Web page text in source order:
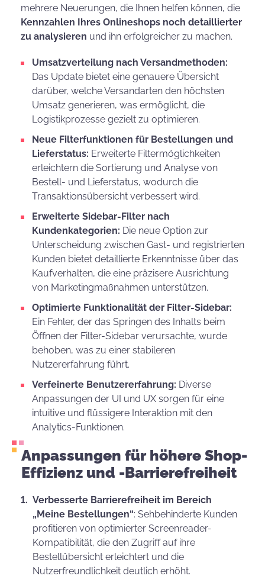
mehrere Neuerungen, die Ihnen helfen können, die
Kennzahlen Ihres Onlineshops noch detaillierter
zu analysieren und ihn erfolgreicher zu machen.
Umsatzverteilung nach Versandmethoden:
Das Update bietet eine genauere Übersicht
darüber, welche Versandarten den höchsten
Umsatz generieren, was ermöglicht, die
Logistikprozesse gezielt zu optimieren.
Neue Filterfunktionen für Bestellungen und
Lieferstatus: Erweiterte Filtermöglichkeiten
erleichtern die Sortierung und Analyse von
Bestell- und Lieferstatus, wodurch die
Transaktionsübersicht verbessert wird.
Erweiterte Sidebar-Filter nach
Kundenkategorien: Die neue Option zur
Unterscheidung zwischen Gast- und registrierten
Kunden bietet detaillierte Erkenntnisse über das
Kaufverhalten, die eine präzisere Ausrichtung
von Marketingmaßnahmen unterstützen.
Optimierte Funktionalität der Filter-Sidebar:
Ein Fehler, der das Springen des Inhalts beim
Öffnen der Filter-Sidebar verursachte, wurde
behoben, was zu einer stabileren
Nutzererfahrung führt.
Verfeinerte Benutzererfahrung: Diverse
Anpassungen der UI und UX sorgen für eine
intuitive und flüssigere Interaktion mit den
Analytics-Funktionen.
Anpassungen für höhere Shop-
Effizienz und -Barrierefreiheit
Verbesserte Barrierefreiheit im Bereich
„Meine Bestellungen“: Sehbehinderte Kunden
profitieren von optimierter Screenreader-
Kompatibilität, die den Zugriff auf ihre
Bestellübersicht erleichtert und die
Nutzerfreundlichkeit deutlich erhöht.